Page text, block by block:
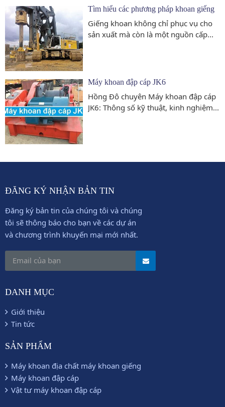
Tìm hiểu các phương pháp khoan giếng
Giếng khoan không chỉ phục vụ cho
sản xuất mà còn là một nguồn cấp...
Máy khoan đập cáp JK6
Hồng Đô chuyên Máy khoan đập cáp
JK6: Thông số kỹ thuật, kinh nghiệm...
ĐĂNG KÝ NHẬN BẢN TIN
Đăng ký bản tin của chúng tôi và chúng
tôi sẽ thông báo cho bạn về các dự án
và chương trình khuyến mại mới nhất.
DANH MỤC
Giới thiệu
Tin tức
SẢN PHẨM
Máy khoan địa chất máy khoan giếng
Máy khoan đập cáp
Vật tư máy khoan đập cáp